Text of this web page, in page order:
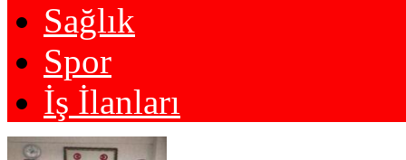
Sağlık
Spor
İş İlanları